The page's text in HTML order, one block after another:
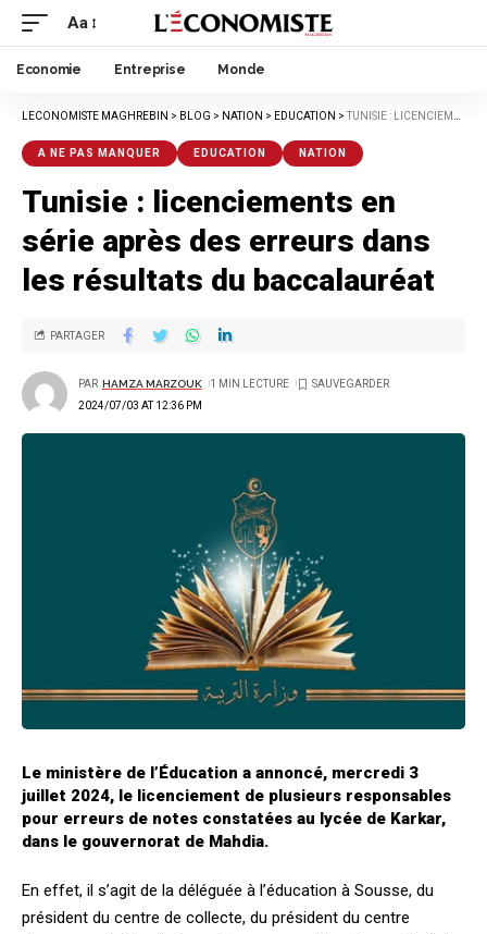
Aa
Economie Entreprise Monde
LECONOMISTE MAGHREBIN > BLOG > NATION > EDUCATION >TUNISIE : LICENCIEMENTS EN SÉRIE APRÈS DES ERREURS DANS LES RÉSULTATS DU BACCALAURÉAT
A NE PAS MANQUER EDUCATION NATION
Tunisie : licenciements en
série après des erreurs dans
les résultats du baccalauréat
2024/07/03 AT 12:36 PM
PAR HAMZA MARZOUK 1 MIN LECTURE
PARTAGER
Le ministère de l’Éducation a annoncé, mercredi 3
juillet 2024, le licenciement de plusieurs responsables
pour erreurs de notes constatées au lycée de Karkar,
dans le gouvernorat de Mahdia.
En effet, il s’agit de la déléguée à l’éducation à Sousse, du
président du centre de collecte, du président du centre